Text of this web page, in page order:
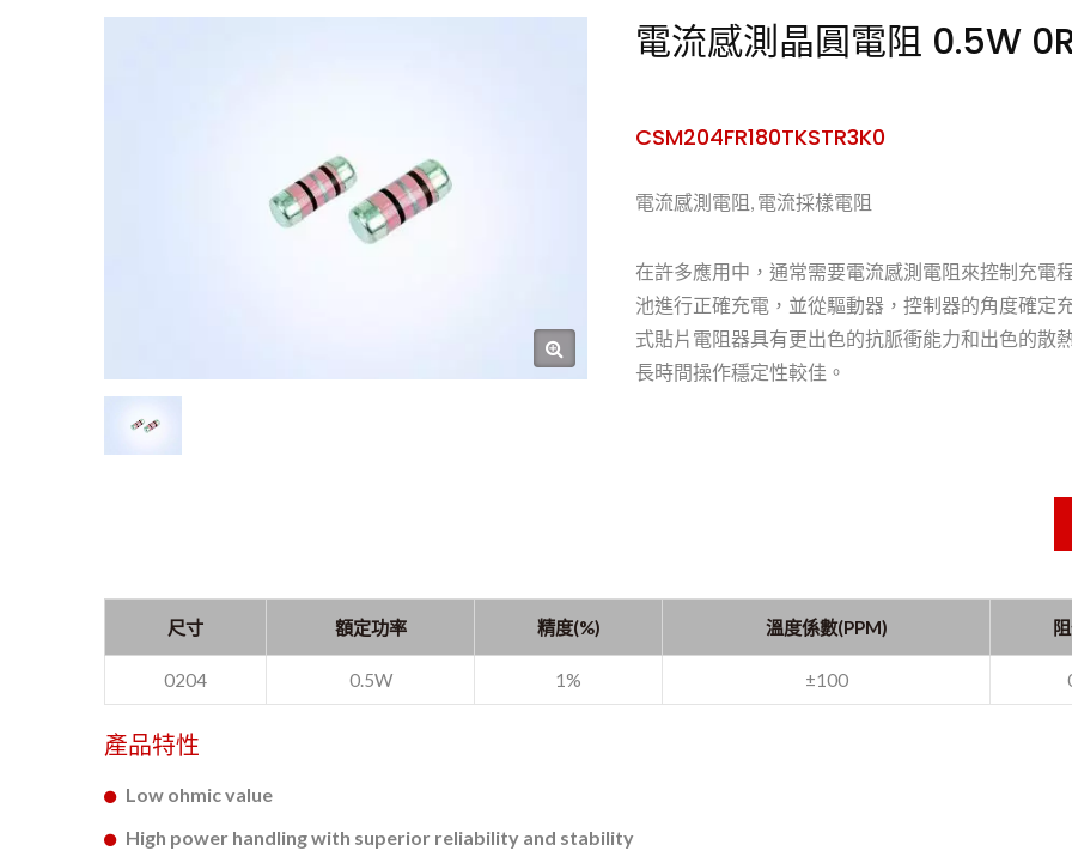
電流感測晶圓電阻 0.5W
CSM204FR180TKSTR3K0
電流感測電阻, 電流採樣電阻
在許多應用中，通常需要電流感測電阻來控制充電
池進行正確充電，並從驅動器，控制器的角度確定
式貼片電阻器具有更出色的抗脈衝能力和出色的散
長時間操作穩定性較佳。
尺寸 額定功率 精度(%) 溫度係數(PPM)
0204 0.5W 1% ±100
產品特性
Low ohmic value
High power handling with superior reliability and stability